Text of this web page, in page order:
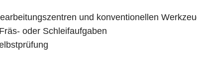
und konventionellen
oder Schleifaufgaben